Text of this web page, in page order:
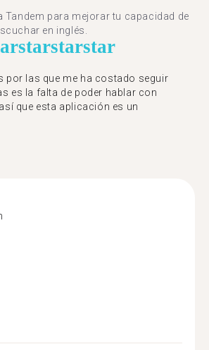
Tandem para mejorar tu capacidad de
en inglés.
starstarstar
por las que me ha costado seguir
es la falta de poder hablar con
que esta aplicación es un